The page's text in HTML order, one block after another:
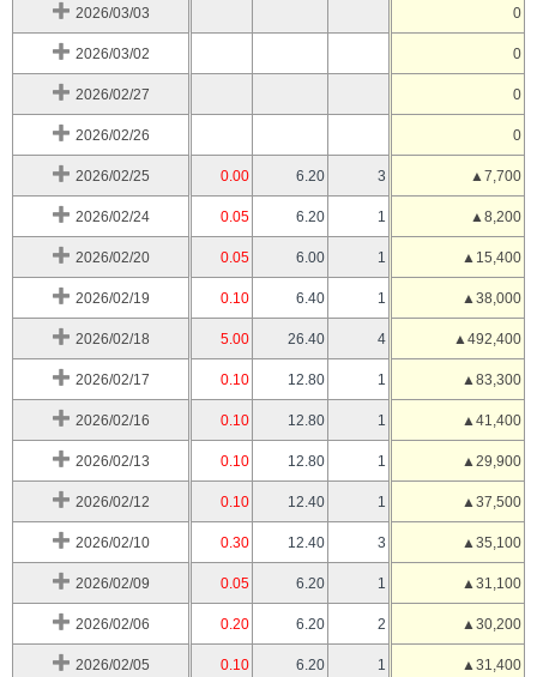
2026/03/03 0
2026/03/02 0
2026/02/27 0
2026/02/26 0
2026/02/25 0.00 6.20 3 ▲7,700
2026/02/24 0.05 6.20 1 ▲8,200
2026/02/20 0.05 6.00 1 ▲15,400
2026/02/19 0.10 6.40 1 ▲38,000
2026/02/18 5.00 26.40 4 ▲492,400
2026/02/17 0.10 12.80 1 ▲83,300
2026/02/16 0.10 12.80 1 ▲41,400
2026/02/13 0.10 12.80 1 ▲29,900
2026/02/12 0.10 12.40 1 ▲37,500
2026/02/10 0.30 12.40 3 ▲35,100
2026/02/09 0.05 6.20 1 ▲31,100
2026/02/06 0.20 6.20 2 ▲30,200
2026/02/05 0.10 6.20 1 ▲31,400